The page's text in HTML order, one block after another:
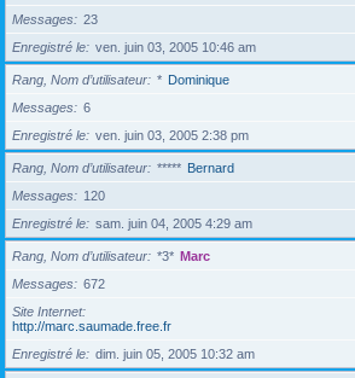
Messages
23
Enregistré le
ven. juin 03, 2005 10:46 am
Rang, Nom d’utilisateur * Dominique
Messages
6
Enregistré le
ven. juin 03, 2005 2:38 pm
Rang, Nom d’utilisateur ***** Bernard
Messages
120
Enregistré le
sam. juin 04, 2005 4:29 am
Rang, Nom d’utilisateur *3* Marc
Messages
672
Site Internet
http://marc.saumade.free.fr
Enregistré le
dim. juin 05, 2005 10:32 am